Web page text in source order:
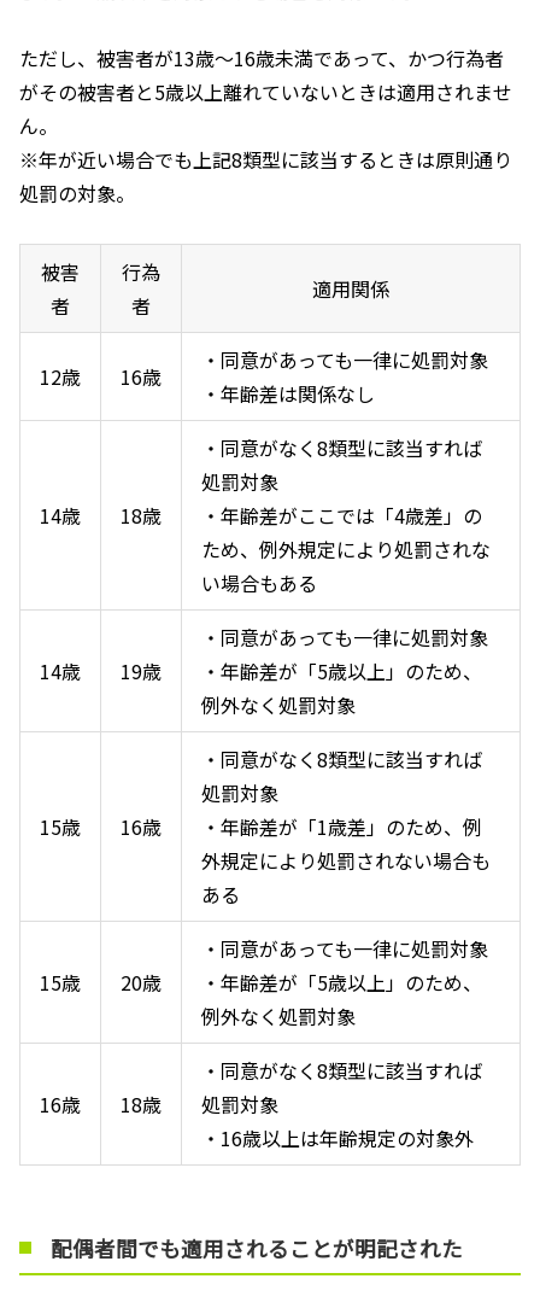
ただし、被害者が13歳～16歳未満であって、かつ行為者
がその被害者と5歳以上離れていないときは適用されませ
ん。
※年が近い場合でも上記8類型に該当するときは原則通り
処罰の対象。
被害
者
行為
者
適用関係
12歳 16歳
・同意があっても一律に処罰対象
・年齢差は関係なし
14歳 18歳
・同意がなく8類型に該当すれば
処罰対象
・年齢差がここでは「4歳差」の
ため、例外規定により処罰されな
い場合もある
14歳 19歳
・同意があっても一律に処罰対象
・年齢差が「5歳以上」のため、
例外なく処罰対象
15歳 16歳
・同意がなく8類型に該当すれば
処罰対象
・年齢差が「1歳差」のため、例
外規定により処罰されない場合も
ある
15歳 20歳
・同意があっても一律に処罰対象
・年齢差が「5歳以上」のため、
例外なく処罰対象
16歳 18歳
・同意がなく8類型に該当すれば
処罰対象
・ 16歳以上は年齢規定の対象外
配偶者間でも適用されることが明記された